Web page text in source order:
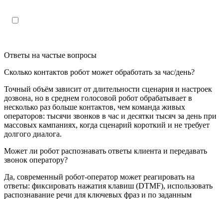
Ответы на частые вопросы
Сколько контактов робот может обработать за час/день?
Точный объём зависит от длительности сценария и настроек
дозвона, но в среднем голосовой робот обрабатывает в
несколько раз больше контактов, чем команда живых
операторов: тысячи звонков в час и десятки тысяч за день при
массовых кампаниях, когда сценарий короткий и не требует
долгого диалога.
Может ли робот распознавать ответы клиента и передавать
звонок оператору?
Да, современный робот‑оператор может реагировать на
ответы: фиксировать нажатия клавиш (DTMF), использовать
распознавание речи для ключевых фраз и по заданным